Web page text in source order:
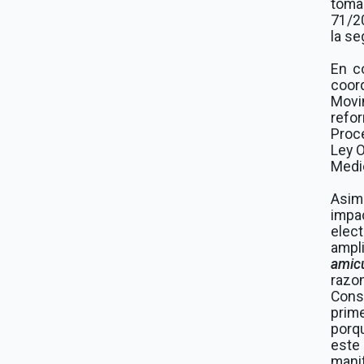
71/
la
En
Ley